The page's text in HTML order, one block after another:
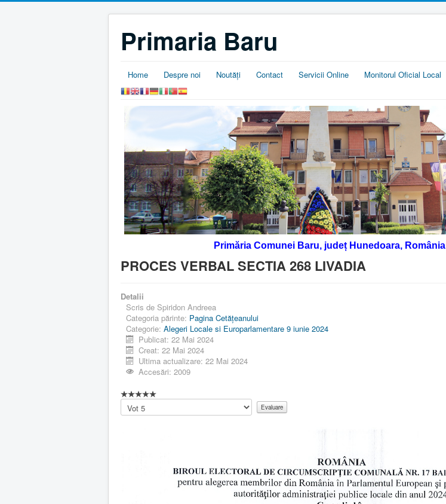
Primaria Baru
Home Despre noi Noutăţi Contact Servicii Online Monitorul Oficial Local
Primăria Comunei Baru, județ Hunedoara, România
PROCES VERBAL SECTIA 268 LIVADIA
Detalii
Scris de Spiridon Andreea
Categoria părinte: Pagina Cetăţeanului
Categorie: Alegeri Locale si Europarlamentare 9 iunie 2024
Publicat: 22 Mai 2024
Creat: 22 Mai 2024
Ultima actualizare: 22 Mai 2024
Accesări: 2009
Vă
rugăm